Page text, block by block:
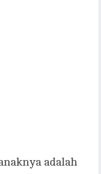
adalah